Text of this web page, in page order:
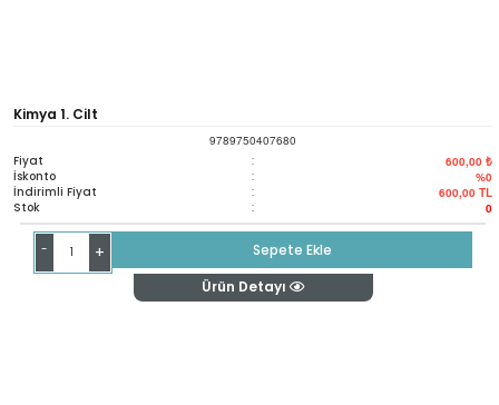
Kimya 1. Cilt
9789750407680
Fiyat : 600,00 ₺
İskonto : %0
İndirimli Fiyat : 600,00 TL
Stok : 0
- +
Sepete Ekle
Ürün Detayı